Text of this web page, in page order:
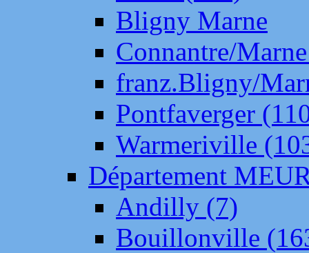
Bligny Marne
Connantre/
franz.Bligny/
Pontfaverger
Warmeriville
Département
Andilly (7)
Bouillonville